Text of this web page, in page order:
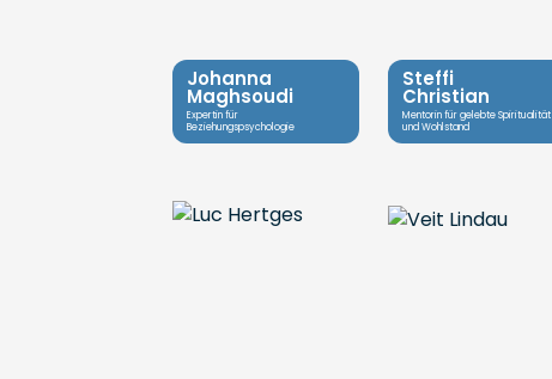
Johanna
Maghsoudi
Expertin für
Beziehungspsychologie
Steffi
Christian
Mentorin für gelebte Spiritualität
und Wohlstand